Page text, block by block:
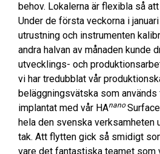
behov. Lokalerna är flexibla så
Under de första veckorna i
utrustning och instrumenten
andra halvan av månaden kunde
utvecklings- och
vi har tredubblat vår
beläggningsvätska som
implantat med vår HAnano
hela den svenska verksamheten
tak. Att flytten gick så smidigt
vare det fantastiska teamet som